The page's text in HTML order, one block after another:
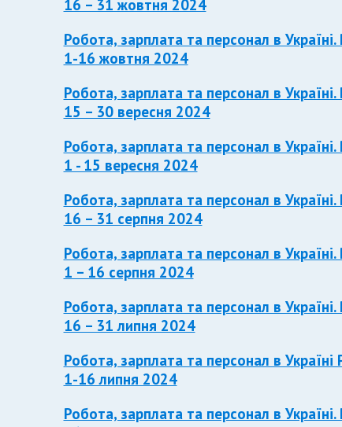
16 – 31 жовтня 2024
Робота, зарплата та персонал в
1-16 жовтня 2024
Робота, зарплата та персонал в
15 – 30 вересня 2024
Робота, зарплата та персонал в
1 - 15 вересня 2024
Робота, зарплата та персонал в
16 – 31 серпня 2024
Робота, зарплата та персонал в
1 – 16 серпня 2024
Робота, зарплата та персонал в
16 – 31 липня 2024
Робота, зарплата та персонал в Україні
1-16 липня 2024
Робота, зарплата та персонал в